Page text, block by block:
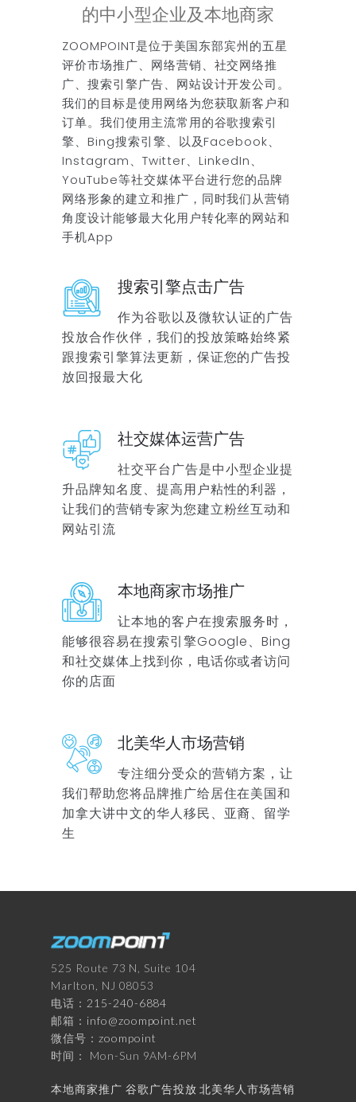
的中小型企业及本地商家
ZOOMPOINT是位于美国东部宾州的五星
评价市场推广、网络营销、社交网络推
广、搜索引擎广告、网站设计开发公司。
我们的目标是使用网络为您获取新客户和
订单。我们使用主流常用的谷歌搜索引
擎、Bing搜索引擎、以及Facebook、
Instagram、Twitter、LinkedIn、
YouTube等社交媒体平台进行您的品牌
网络形象的建立和推广，同时我们从营销
角度设计能够最大化用户转化率的网站和
手机App
搜索引擎点击广告
作为谷歌以及微软认证的广告
投放合作伙伴，我们的投放策略始终紧
跟搜索引擎算法更新，保证您的广告投
放回报最大化
社交媒体运营广告
社交平台广告是中小型企业提
升品牌知名度、提高用户粘性的利器，
让我们的营销专家为您建立粉丝互动和
网站引流
本地商家市场推广
让本地的客户在搜索服务时，
能够很容易在搜索引擎Google、Bing
和社交媒体上找到你，电话你或者访问
你的店面
北美华人市场营销
专注细分受众的营销方案，让
我们帮助您将品牌推广给居住在美国和
加拿大讲中文的华人移民、亚裔、留学
生
525 Route 73 N, Suite 104
Marlton, NJ 08053
电话： 215-240-6884
邮箱： info@zoompoint.net
微信号： zoompoint
时间： Mon-Sun 9AM-6PM
本地商家推广 谷歌广告投放 北美华人市场营销